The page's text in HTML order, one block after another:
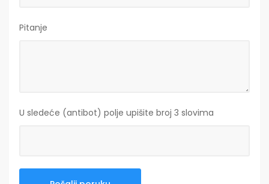
Pitanje
U sledeće (antibot) polje upišite broj 3 slovima